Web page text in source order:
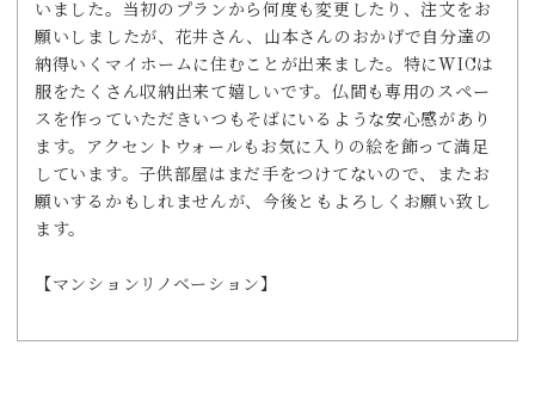
いました。当初のプランから何度も変更したり、注文をお
願いしましたが、花井さん、山本さんのおかげで自分達の
納得いくマイホームに住むことが出来ました。特にWICは
服をたくさん収納出来て嬉しいです。仏間も専用のスペー
スを作っていただきいつもそばにいるような安心感があり
ます。アクセントウォールもお気に入りの絵を飾って満足
しています。子供部屋はまだ手をつけてないので、またお
願いするかもしれませんが、今後ともよろしくお願い致し
ます。
【マンションリノベーション】